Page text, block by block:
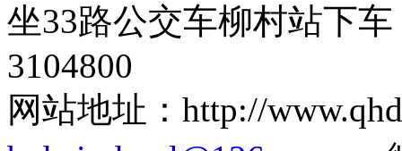
坐33路公交车柳村站下
3104800
网站地址：http://